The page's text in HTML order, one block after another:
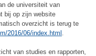
de universiteit van
bij op zijn website
overzicht is terug te
2016/06/index.html
van studies en rapporten,